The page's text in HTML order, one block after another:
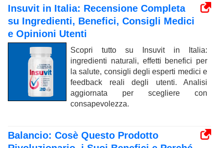
Insuvit in Italia: Recensione Completa
su Ingredienti, Benefici, Consigli Medici
e Opinioni Utenti
Scopri tutto su Insuvit in Italia:
ingredienti naturali, effetti benefici per
la salute, consigli degli esperti medici e
feedback reali degli utenti. Analisi
aggiornata per scegliere con
consapevolezza.
Balancio: Cosè Questo Prodotto